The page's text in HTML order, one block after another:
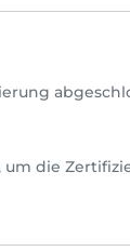
um die